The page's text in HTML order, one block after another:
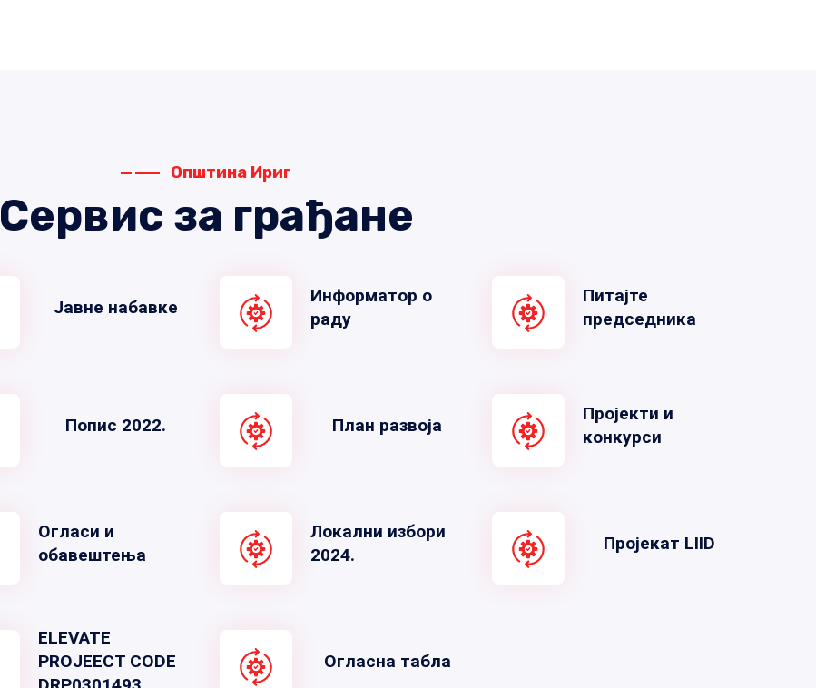
Општина Ириг
Сервис за грађане
Јавне набавке
Информатор о
раду
Питајте
председника
Попис 2022. План развоја
Пројекти и
конкурси
Огласи и
обавештења
Локални избори
2024.
Пројекат LIID
ELEVATE
PROJEECT CODE
Огласна табла